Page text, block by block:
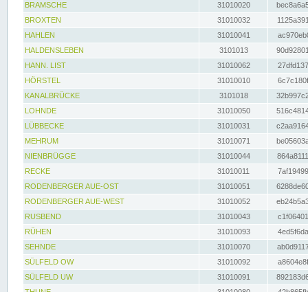
BRAMSCHE
31010020
BROXTEN
31010032
HAHLEN
31010041
HALDENSLEBEN
3101013
HANN. LIST
31010062
HÖRSTEL
31010010
KANALBRÜCKE
3101018
LOHNDE
31010050
LÜBBECKE
31010031
MEHRUM
31010071
NIENBRÜGGE
31010044
RECKE
31010011
RODENBERGER AUE-OST
31010051
RODENBERGER AUE-WEST
31010052
RUSBEND
31010043
RÜHEN
31010093
SEHNDE
31010070
SÜLFELD OW
31010092
SÜLFELD UW
31010091